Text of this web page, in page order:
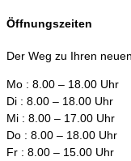
Öffnungszeiten
Der Weg zu Ihren
Mo : 8.00 – 18.00 Uhr
Di : 8.00 – 18.00 Uhr
Mi : 8.00 – 17.00 Uhr
Do : 8.00 – 18.00 Uhr
Fr : 8.00 – 15.00 Uhr